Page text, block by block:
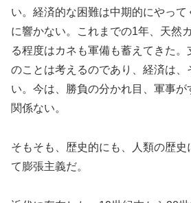
い。経済的な困難は中期的にやっ
に響かない。これまでの1年、天然
る程度はカネも軍備も蓄えてきた
のことは考えるのであり、経済は、
い。今は、勝負の分かれ目、軍事
関係ない。
そもそも、歴史的にも、人類の歴
て膨張主義だ。